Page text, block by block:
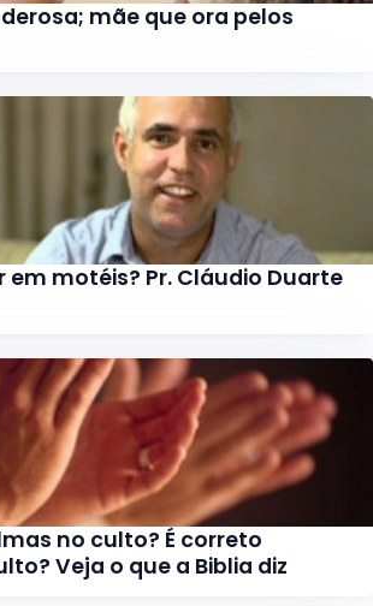
mãe que ora pelos
em motéis? Pr. Cláudio Duarte
no culto? É correto
Veja o que a Biblia diz